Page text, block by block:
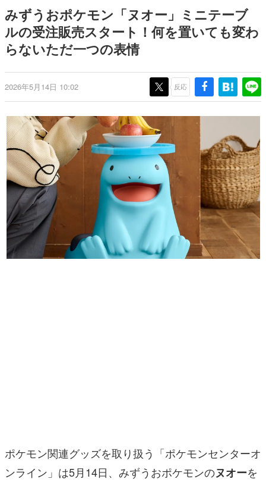
きます。
赫本
この物語を解いてはいけない。『赫本』は、〈試験問題〉
の形をした短編ホラー小説集です。
これからのデジタルゲーム市場を担う若きクリエイター達
の姿を追い、彼らのルーツと情熱を探っていきます。
ゲーム世代の作家たち
ゲームに多大な影響を受けた作家さんに取材し、ゲームが
日本のコンテンツ産業やカルチャーに与えた影響を探る企
画です。
日本モバイルゲーム産業史
日本のモバイルゲーム史における主要なトピック・タイト
ルを網羅するほか、開発者へのインタビューや識者による
解説を掲載。約20年の歴史が一望できる決定版！
若ゲのいたり〜ゲームクリエイターの青春〜
『うつヌケ』『ペンと箸』等で知られるマンガ家・田中圭
一先生によるゲーム業界レポートマンガです。
女性向け
アプリレビュー
みずうおポケモン「ヌオー」ミニテーブ
ルの受注販売スタート！何を置いても変わ
らないただ一つの表情
2026年5月14日 10:02 反応
ポケモン関連グッズを取り扱う「ポケモンセンターオ
ンライン」は5月14日、みずうおポケモンのヌオーを